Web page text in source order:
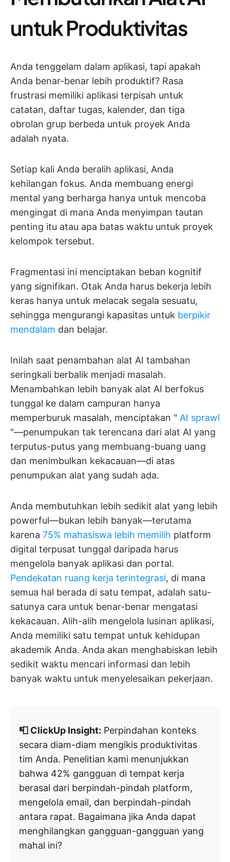
untuk Produktivitas
Anda tenggelam dalam aplikasi, tapi apakah
Anda benar-benar lebih produktif? Rasa
frustrasi memiliki aplikasi terpisah untuk
catatan, daftar tugas, kalender, dan tiga
obrolan grup berbeda untuk proyek Anda
adalah nyata.
Setiap kali Anda beralih aplikasi, Anda
kehilangan fokus. Anda membuang energi
mental yang berharga hanya untuk mencoba
mengingat di mana Anda menyimpan tautan
penting itu atau apa batas waktu untuk proyek
kelompok tersebut.
Fragmentasi ini menciptakan beban kognitif
yang signifikan. Otak Anda harus bekerja lebih
keras hanya untuk melacak segala sesuatu,
sehingga mengurangi kapasitas untuk berpikir
mendalam dan belajar.
Inilah saat penambahan alat AI tambahan
seringkali berbalik menjadi masalah.
Menambahkan lebih banyak alat AI berfokus
tunggal ke dalam campuran hanya
memperburuk masalah, menciptakan " AI sprawl
"—penumpukan tak terencana dari alat AI yang
terputus-putus yang membuang-buang uang
dan menimbulkan kekacauan—di atas
penumpukan alat yang sudah ada.
Anda membutuhkan lebih sedikit alat yang lebih
powerful—bukan lebih banyak—terutama
karena 75% mahasiswa lebih memilih platform
digital terpusat tunggal daripada harus
mengelola banyak aplikasi dan portal.
Pendekatan ruang kerja terintegrasi, di mana
semua hal berada di satu tempat, adalah satu-
satunya cara untuk benar-benar mengatasi
kekacauan. Alih-alih mengelola lusinan aplikasi,
Anda memiliki satu tempat untuk kehidupan
akademik Anda. Anda akan menghabiskan lebih
sedikit waktu mencari informasi dan lebih
banyak waktu untuk menyelesaikan pekerjaan.
📮 ClickUp Insight: Perpindahan konteks
secara diam-diam mengikis produktivitas
tim Anda. Penelitian kami menunjukkan
bahwa 42% gangguan di tempat kerja
berasal dari berpindah-pindah platform,
mengelola email, dan berpindah-pindah
antara rapat. Bagaimana jika Anda dapat
menghilangkan gangguan-gangguan yang
mahal ini?